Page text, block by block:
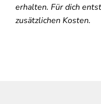
erhalten. Für dich
zusätzlichen Kosten.